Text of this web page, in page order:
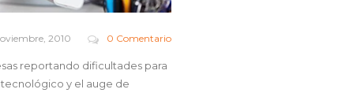
2010 0 Comentario
reportando dificultades para
y el auge de